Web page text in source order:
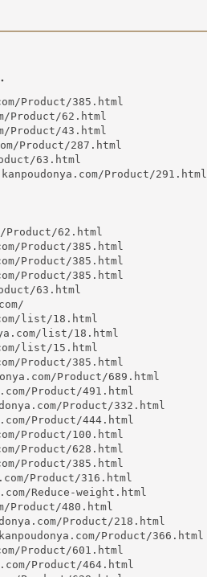
Product/385.html
Product/62.html
Product/43.html
Product/287.html
63.html
Product/291.html
Product/62.html
Product/385.html
Product/385.html
Product/385.html
63.html
list/18.html
list/18.html
list/15.html
Product/385.html
Product/689.html
Product/491.html
Product/332.html
Product/444.html
Product/100.html
Product/628.html
Product/385.html
Product/316.html
Reduce-weight.html
Product/480.html
Product/218.html
Product/366.html
Product/601.html
Product/464.html